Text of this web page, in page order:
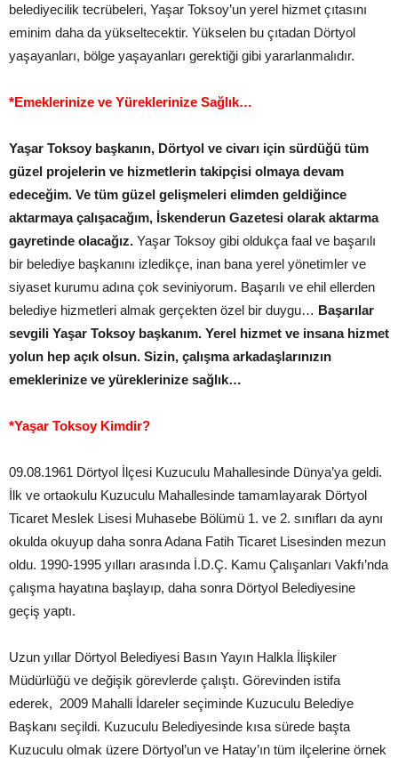
belediyecilik tecrübeleri, Yaşar Toksoy’un yerel hizmet çıtasını
eminim daha da yükseltecektir. Yükselen bu çıtadan Dörtyol
yaşayanları, bölge yaşayanları gerektiği gibi yararlanmalıdır.
*Emeklerinize ve Yüreklerinize Sağlık…
Yaşar Toksoy başkanın, Dörtyol ve civarı için sürdüğü tüm
güzel projelerin ve hizmetlerin takipçisi olmaya devam
edeceğim. Ve tüm güzel gelişmeleri elimden geldiğince
aktarmaya çalışacağım, İskenderun Gazetesi olarak aktarma
gayretinde olacağız. Yaşar Toksoy gibi oldukça faal ve başarılı
bir belediye başkanını izledikçe, inan bana yerel yönetimler ve
siyaset kurumu adına çok seviniyorum. Başarılı ve ehil ellerden
belediye hizmetleri almak gerçekten özel bir duygu… Başarılar
sevgili Yaşar Toksoy başkanım. Yerel hizmet ve insana hizmet
yolun hep açık olsun. Sizin, çalışma arkadaşlarınızın
emeklerinize ve yüreklerinize sağlık…
*Yaşar Toksoy Kimdir?
09.08.1961 Dörtyol İlçesi Kuzuculu Mahallesinde Dünya’ya geldi.
İlk ve ortaokulu Kuzuculu Mahallesinde tamamlayarak Dörtyol
Ticaret Meslek Lisesi Muhasebe Bölümü 1. ve 2. sınıfları da aynı
okulda okuyup daha sonra Adana Fatih Ticaret Lisesinden mezun
oldu. 1990-1995 yılları arasında İ.D.Ç. Kamu Çalışanları Vakfı’nda
çalışma hayatına başlayıp, daha sonra Dörtyol Belediyesine
geçiş yaptı.
Uzun yıllar Dörtyol Belediyesi Basın Yayın Halkla İlişkiler
Müdürlüğü ve değişik görevlerde çalıştı. Görevinden istifa
ederek, 2009 Mahalli İdareler seçiminde Kuzuculu Belediye
Başkanı seçildi. Kuzuculu Belediyesinde kısa sürede başta
Kuzuculu olmak üzere Dörtyol’un ve Hatay’ın tüm ilçelerine örnek